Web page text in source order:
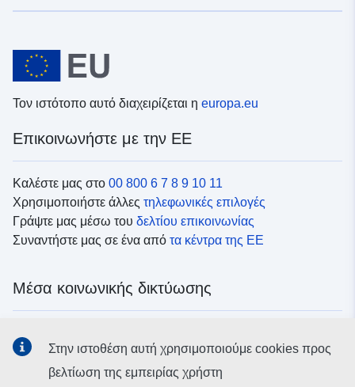
Τον ιστότοπο αυτό διαχειρίζεται η europa.eu
Επικοινωνήστε με την ΕΕ
Καλέστε μας στο 00 800 6 7 8 9 10 11
Χρησιμοποιήστε άλλες τηλεφωνικές επιλογές
Γράψτε μας μέσω του δελτίου επικοινωνίας
Συναντήστε μας σε ένα από τα κέντρα της ΕΕ
Μέσα κοινωνικής δικτύωσης
δικτύωσηςΣτην ιστοθέση αυτή χρησιμοποιούμε cookies προς
βελτίωση της εμπειρίας χρήστη